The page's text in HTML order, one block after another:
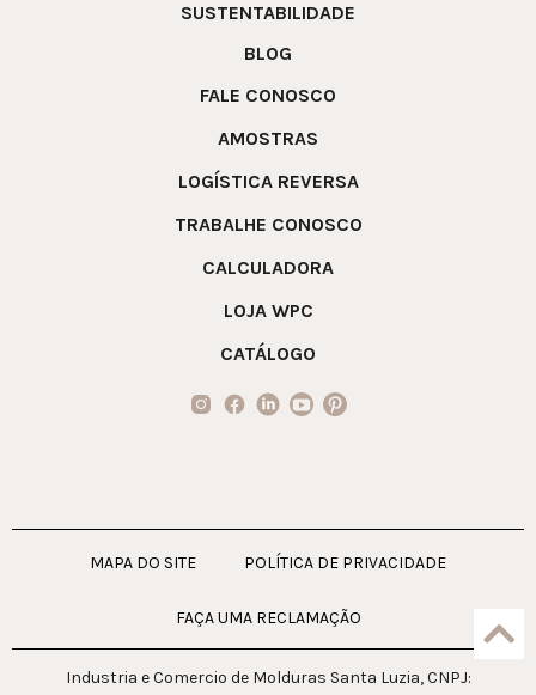
SUSTENTABILIDADE
BLOG
FALE CONOSCO
AMOSTRAS
LOGÍSTICA REVERSA
TRABALHE CONOSCO
CALCULADORA
LOJA WPC
CATÁLOGO
MAPA DO SITE POLÍTICA DE PRIVACIDADE
FAÇA UMA RECLAMAÇÃO
Industria e Comercio de Molduras Santa Luzia, CNPJ: